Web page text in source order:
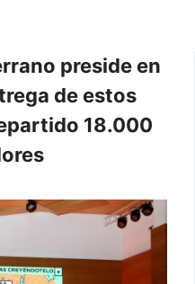
preside en
de estos
18.000